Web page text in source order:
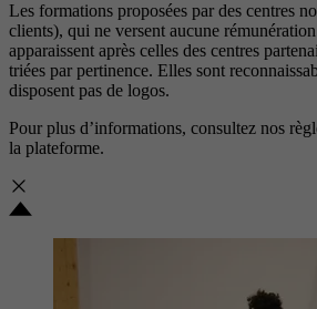
Les formations proposées par des centres
clients), qui ne versent aucune
apparaissent après celles des centres
triées par pertinence. Elles sont
disposent pas de logos.
Pour plus d’informations, consultez nos
la plateforme.